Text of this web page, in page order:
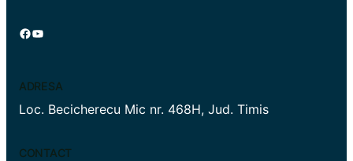
Facebook YouTube
ADRESA
Loc. Becicherecu Mic nr. 468H, Jud. Timis
CONTACT